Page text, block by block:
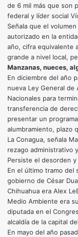
de 6 mil más que son
federal y líder social
Señala que el
autorizado en la
año, cifra equivalente
grande a nivel local,
Manzanas, nueces,
En diciembre del año
nueva Ley General de
Nacionales para
transferencia de
presentar un
alumbramiento, plazo
La Conagua, señala
rezago administrativo
Persiste el desorden
En el último tramo del
gobierno de César
Chihuahua era Alex
Medio Ambiente era
diputada en el
alcaldía de la capital
En mayo del año